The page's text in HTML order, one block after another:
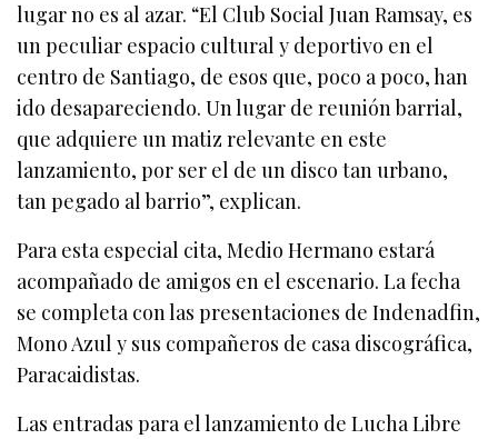
lugar no es al azar. “El Club Social Juan Ramsay, es
un peculiar espacio cultural y deportivo en el
centro de Santiago, de esos que, poco a poco, han
ido desapareciendo. Un lugar de reunión barrial,
que adquiere un matiz relevante en este
lanzamiento, por ser el de un disco tan urbano,
tan pegado al barrio”, explican.
Para esta especial cita, Medio Hermano estará
acompañado de amigos en el escenario. La fecha
se completa con las presentaciones de Indenadfin,
Mono Azul y sus compañeros de casa discográfica,
Paracaidistas.
Las entradas para el lanzamiento de Lucha Libre